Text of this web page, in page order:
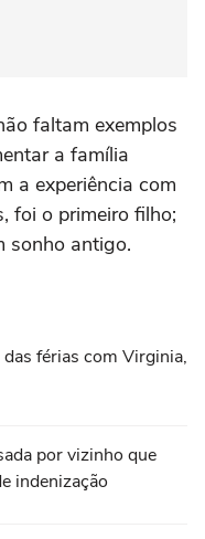
faltam exemplos
a família
a experiência com
foi o primeiro filho;
sonho antigo.
férias com Virginia,
por vizinho que
indenização